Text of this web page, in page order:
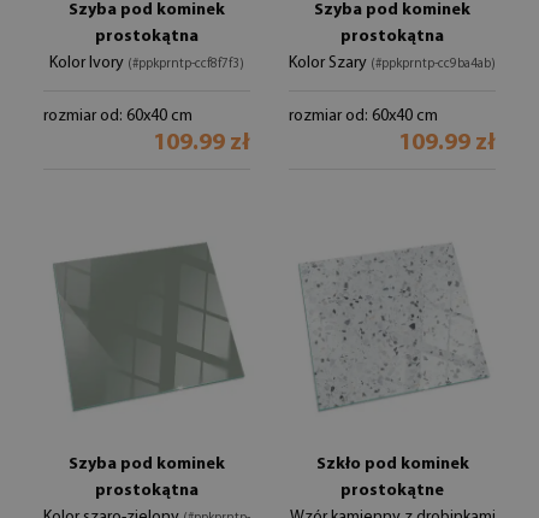
Szyba pod kominek
prostokątna
Kolor Ivory (#ppkprntp-ccf8f7f3)
rozmiar od: 60x40 cm
109.99 zł
Szyba pod kominek
prostokątna
Kolor Szary (#ppkprntp-cc9ba4ab)
rozmiar od: 60x40 cm
109.99 zł
Szyba pod kominek
prostokątna
Szkło pod kominek
prostokątne